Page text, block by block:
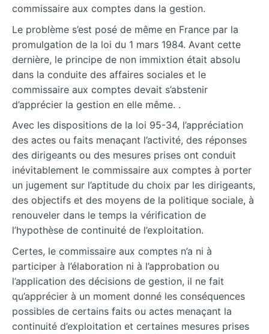
commissaire aux comptes dans la gestion.
Le problème s’est posé de même en France par la
promulgation de la loi du 1 mars 1984. Avant cette
dernière, le principe de non immixtion était absolu
dans la conduite des affaires sociales et le
commissaire aux comptes devait s’abstenir
d’apprécier la gestion en elle même. .
Avec les dispositions de la loi 95-34, l’appréciation
des actes ou faits menaçant l’activité, des réponses
des dirigeants ou des mesures prises ont conduit
inévitablement le commissaire aux comptes à porter
un jugement sur l’aptitude du choix par les dirigeants,
des objectifs et des moyens de la politique sociale, à
renouveler dans le temps la vérification de
l’hypothèse de continuité de l’exploitation.
Certes, le commissaire aux comptes n’a ni à
participer à l’élaboration ni à l’approbation ou
l’application des décisions de gestion, il ne fait
qu’apprécier à un moment donné les conséquences
possibles de certains faits ou actes menaçant la
continuité d’exploitation et certaines mesures prises